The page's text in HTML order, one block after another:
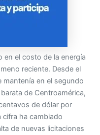
en el costo de la energía
reciente. Desde el
en el segundo
de Centroamérica,
de dólar por
ha cambiado
de nuevas licitaciones